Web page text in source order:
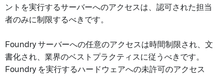
ントを実行するサーバーへのアクセスは、認可された担当
者のみに制限するべきです。
Foundry サーバーへの任意のアクセスは時間制限され、文
書化され、業界のベストプラクティスに従うべきです。
Foundry を実行するハードウェアへの未許可のアクセス